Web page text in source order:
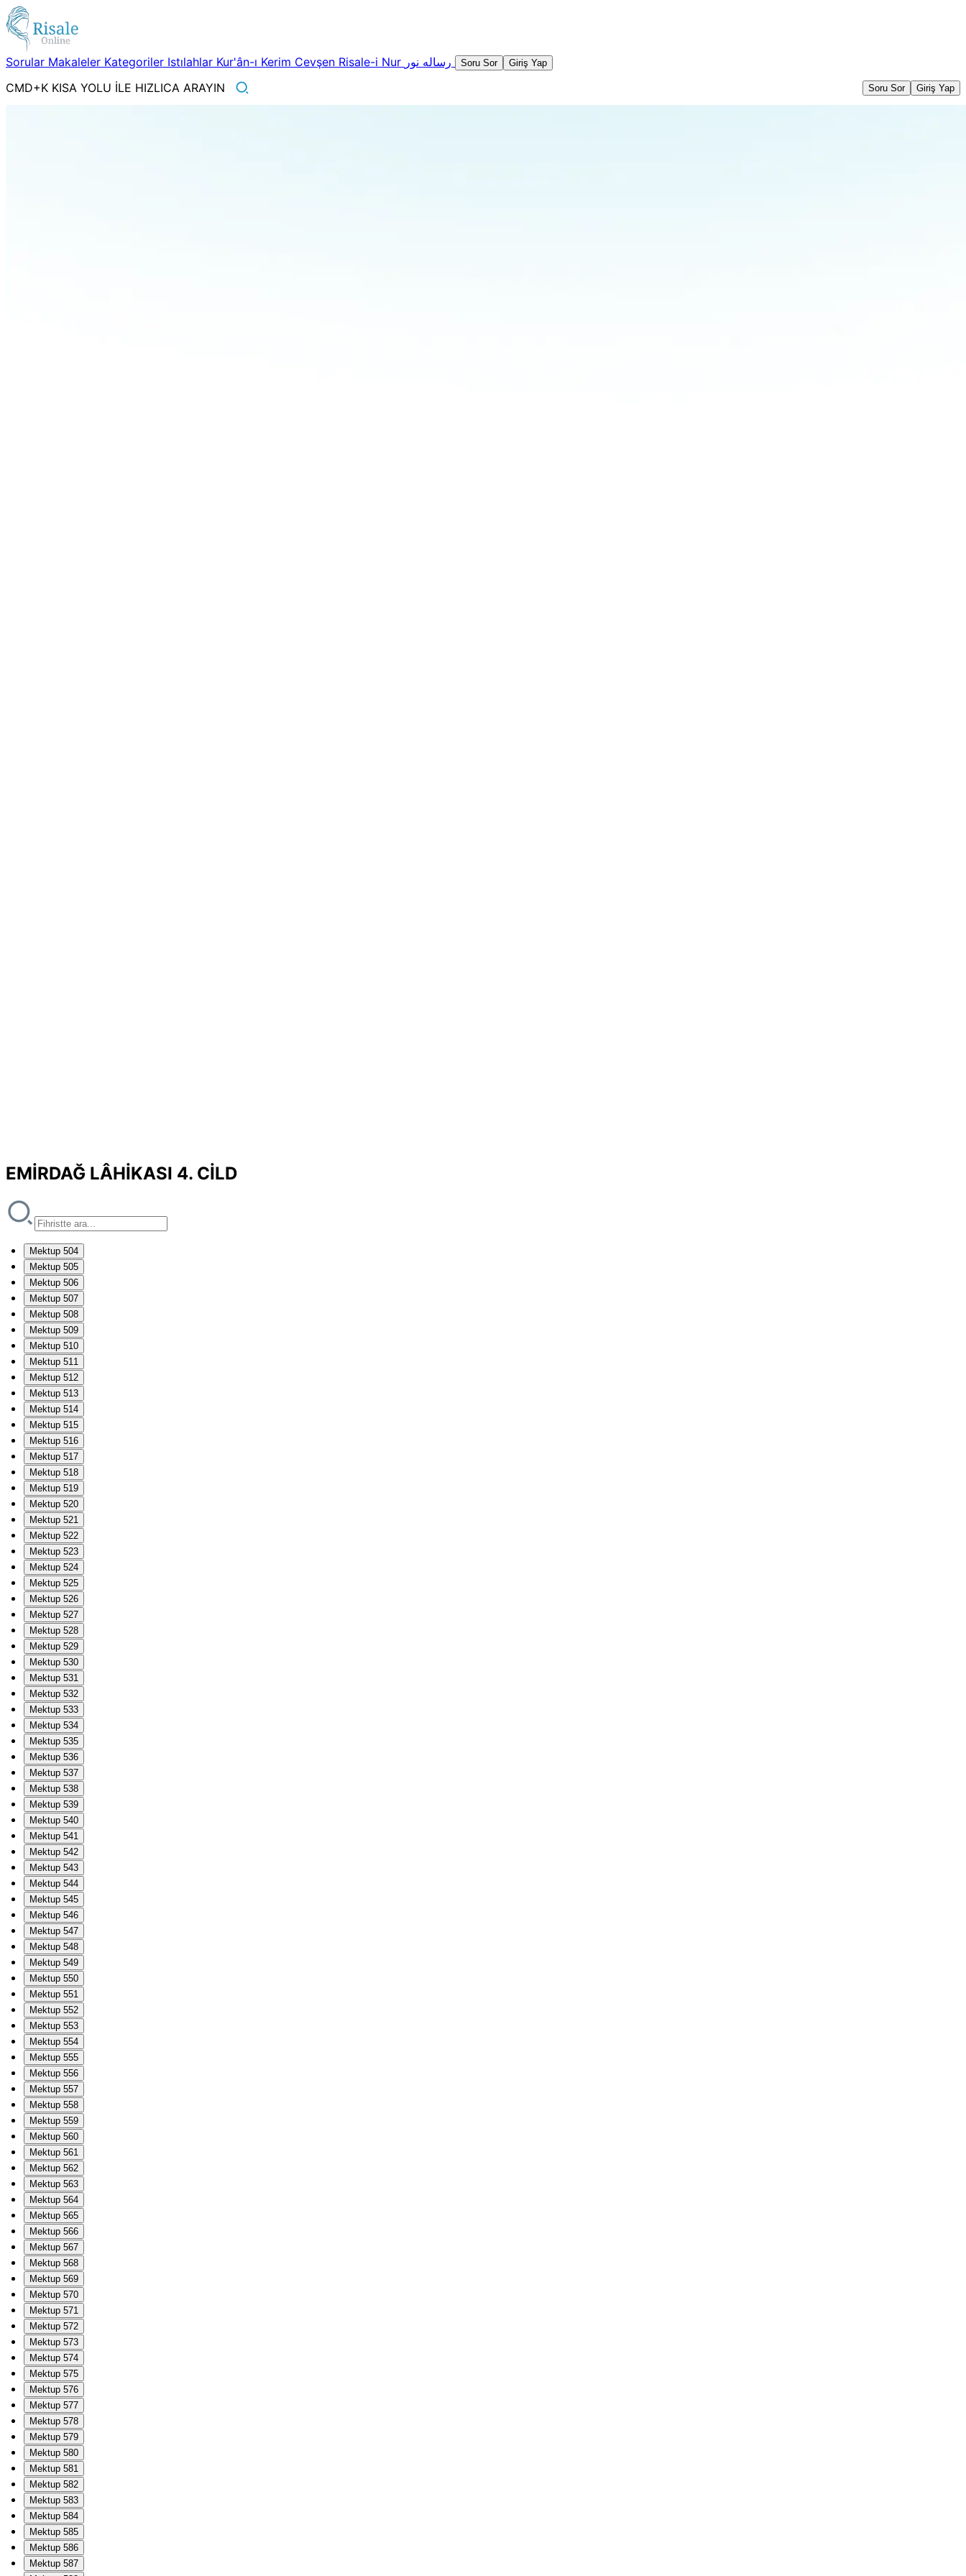
Sorular Makaleler Kategoriler Istılahlar Kur'ân-ı Kerim Cevşen Risale-i Nur Soru Sor Giriş Yap
CMD+K KISA YOLU İLE HIZLICA ARAYIN Soru Sor Giriş Yap
EMİRDAĞ LÂHİKASI 4. CİLD
Mektup 504
Mektup 505
Mektup 506
Mektup 507
Mektup 508
Mektup 509
Mektup 510
Mektup 511
Mektup 512
Mektup 513
Mektup 514
Mektup 515
Mektup 516
Mektup 517
Mektup 518
Mektup 519
Mektup 520
Mektup 521
Mektup 522
Mektup 523
Mektup 524
Mektup 525
Mektup 526
Mektup 527
Mektup 528
Mektup 529
Mektup 530
Mektup 531
Mektup 532
Mektup 533
Mektup 534
Mektup 535
Mektup 536
Mektup 537
Mektup 538
Mektup 539
Mektup 540
Mektup 541
Mektup 542
Mektup 543
Mektup 544
Mektup 545
Mektup 546
Mektup 547
Mektup 548
Mektup 549
Mektup 550
Mektup 551
Mektup 552
Mektup 553
Mektup 554
Mektup 555
Mektup 556
Mektup 557
Mektup 558
Mektup 559
Mektup 560
Mektup 561
Mektup 562
Mektup 563
Mektup 564
Mektup 565
Mektup 566
Mektup 567
Mektup 568
Mektup 569
Mektup 570
Mektup 571
Mektup 572
Mektup 573
Mektup 574
Mektup 575
Mektup 576
Mektup 577
Mektup 578
Mektup 579
Mektup 580
Mektup 581
Mektup 582
Mektup 583
Mektup 584
Mektup 585
Mektup 586
Mektup 587